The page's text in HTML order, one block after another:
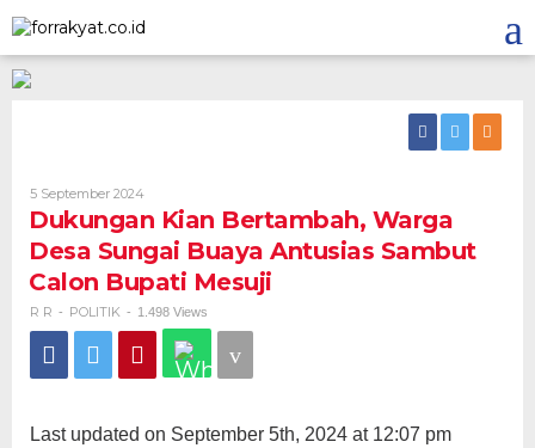
to
content
5 September 2024
R
Dukungan Kian Bertambah, Warga
Desa Sungai Buaya Antusias Sambut
Calon Bupati Mesuji
R R - POLITIK - 1.498 Views
Last updated on September 5th, 2024 at 12:07 pm